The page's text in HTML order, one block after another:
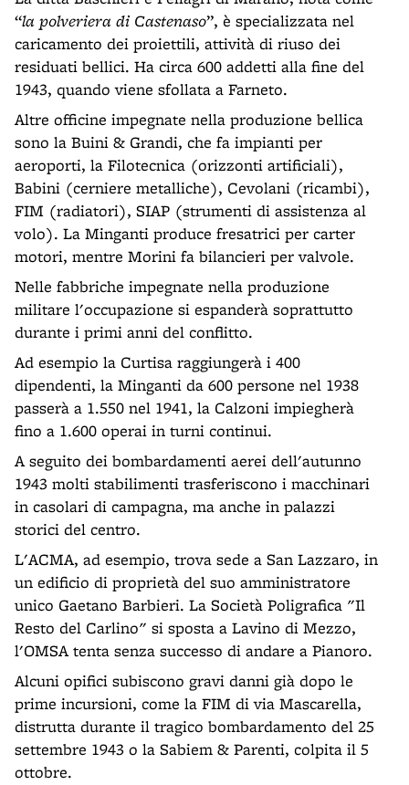
“la polveriera di Castenaso”, è specializzata nel
caricamento dei proiettili, attività di riuso dei
residuati bellici. Ha circa 600 addetti alla fine del
1943, quando viene sfollata a Farneto.
Altre officine impegnate nella produzione bellica
sono la Buini & Grandi, che fa impianti per
aeroporti, la Filotecnica (orizzonti artificiali),
Babini (cerniere metalliche), Cevolani (ricambi),
FIM (radiatori), SIAP (strumenti di assistenza al
volo). La Minganti produce fresatrici per carter
motori, mentre Morini fa bilancieri per valvole.
Nelle fabbriche impegnate nella produzione
militare l'occupazione si espanderà soprattutto
durante i primi anni del conflitto.
Ad esempio la Curtisa raggiungerà i 400
dipendenti, la Minganti da 600 persone nel 1938
passerà a 1.550 nel 1941, la Calzoni impiegherà
fino a 1.600 operai in turni continui.
A seguito dei bombardamenti aerei dell'autunno
1943 molti stabilimenti trasferiscono i macchinari
in casolari di campagna, ma anche in palazzi
storici del centro.
L'ACMA, ad esempio, trova sede a San Lazzaro, in
un edificio di proprietà del suo amministratore
unico Gaetano Barbieri. La Società Poligrafica "Il
Resto del Carlino" si sposta a Lavino di Mezzo,
l'OMSA tenta senza successo di andare a Pianoro.
Alcuni opifici subiscono gravi danni già dopo le
prime incursioni, come la FIM di via Mascarella,
distrutta durante il tragico bombardamento del 25
settembre 1943 o la Sabiem & Parenti, colpita il 5
ottobre.